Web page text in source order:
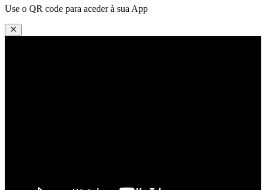
Use o QR code para aceder à sua App